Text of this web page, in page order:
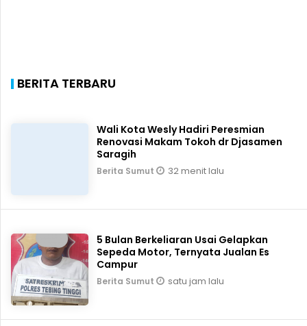
BERITA TERBARU
Wali Kota Wesly Hadiri Peresmian
Renovasi Makam Tokoh dr Djasamen
Saragih
Berita Sumut 32 menit lalu
5 Bulan Berkeliaran Usai Gelapkan
Sepeda Motor, Ternyata Jualan Es
Campur
Berita Sumut satu jam lalu